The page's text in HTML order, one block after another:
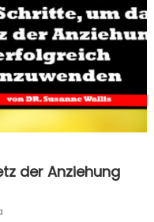
der Anziehung